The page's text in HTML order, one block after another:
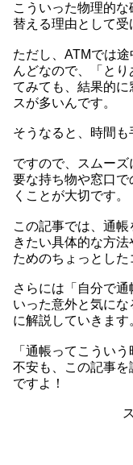
こういった物理的
替える理由として受
ただし、ATMでは
んどなので、「と
てみても、結果的
スが多いんです。
そうなると、時間も
ですので、スムー
要な持ち物や窓口
くことが大切です。
この記事では、通
きたい具体的な方
ためのちょっとした
さらには「自分で
いった意外と気に
に解説していきます
「通帳ってこうい
不安も、この記事
ですよ！